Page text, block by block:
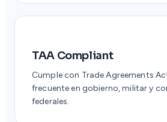
TAA Compliant
Cumple con Trade Agreements
frecuente en gobierno, militar y
federales.